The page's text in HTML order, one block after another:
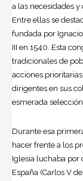
a las necesidades
Entre ellas se
fundada por
III en 1540. Esta
tradicionales de
acciones
dirigentes en sus
esmerada
Durante esa
hacer frente a los
Iglesia luchaba por
España (Carlos V